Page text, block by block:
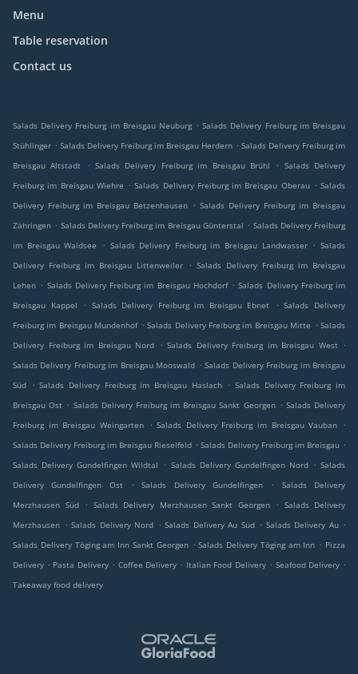
Menu
Table reservation
Contact us
Salads Delivery Freiburg im Breisgau Neuburg . Salads Delivery Freiburg im Breisgau
Stühlinger . Salads Delivery Freiburg im Breisgau Herdern . Salads Delivery Freiburg im
Breisgau Altstadt
. Salads Delivery Freiburg im Breisgau Brühl . Salads Delivery
Freiburg im Breisgau Wiehre . Salads Delivery Freiburg im Breisgau Oberau . Salads
Delivery Freiburg im Breisgau Betzenhausen . Salads Delivery Freiburg im Breisgau
Zähringen . Salads Delivery Freiburg im Breisgau Günterstal . Salads Delivery Freiburg
im Breisgau Waldsee
. Salads Delivery Freiburg im Breisgau Landwasser . Salads
Delivery Freiburg im Breisgau Littenweiler
. Salads Delivery Freiburg im Breisgau
Lehen . Salads Delivery Freiburg im Breisgau Hochdorf . Salads Delivery Freiburg im
Breisgau Kappel
. Salads Delivery Freiburg im Breisgau Ebnet . Salads Delivery
Freiburg im Breisgau Mundenhof . Salads Delivery Freiburg im Breisgau Mitte . Salads
Delivery Freiburg im Breisgau Nord
. Salads Delivery Freiburg im Breisgau West
.
Salads Delivery Freiburg im Breisgau Mooswald . Salads Delivery Freiburg im Breisgau
Süd
. Salads Delivery Freiburg im Breisgau Haslach . Salads Delivery Freiburg im
Breisgau Ost . Salads Delivery Freiburg im Breisgau Sankt Georgen . Salads Delivery
Freiburg im Breisgau Weingarten
. Salads Delivery Freiburg im Breisgau Vauban
.
Salads Delivery Freiburg im Breisgau Rieselfeld . Salads Delivery Freiburg im Breisgau .
Salads Delivery Gundelfingen Wildtal
. Salads Delivery Gundelfingen Nord . Salads
Delivery Gundelfingen Ost
. Salads Delivery Gundelfingen .
Salads Delivery
Merzhausen Süd
. Salads Delivery Merzhausen Sankt Georgen . Salads Delivery
Merzhausen . Salads Delivery Nord . Salads Delivery Au Süd . Salads Delivery Au .
Salads Delivery Töging am Inn Sankt Georgen . Salads Delivery Töging am Inn . Pizza
Delivery . Pasta Delivery . Coffee Delivery . Italian Food Delivery . Seafood Delivery .
Takeaway food delivery